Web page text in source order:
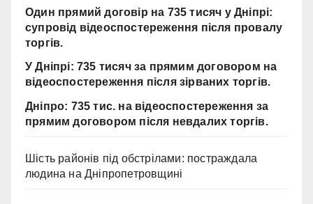
Один прямий договір на 735 тисяч у Дніпрі:
супровід відеоспостереження після провалу
торгів.
У Дніпрі: 735 тисяч за прямим договором на
відеоспостереження після зірваних торгів.
Дніпро: 735 тис. на відеоспостереження за
прямим договором після невдалих торгів.
Шість районів під обстрілами: постраждала
людина на Дніпропетровщині